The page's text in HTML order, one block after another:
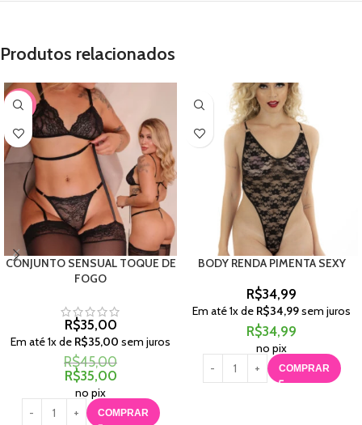
Produtos relacionados
-22%
CONJUNTO SENSUAL TOQUE DE
FOGO
R$35,00
Em até1x de R$35,00 sem juros
R$45,00
R$35,00
no pix
COMPRAR
BODY RENDA PIMENTA SEXY
R$34,99
Em até1x de R$34,99sem juros
R$34,99
no pix
COMPRAR